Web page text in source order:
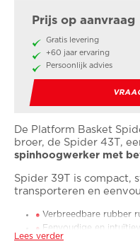
Prijs op aanvraag
Gratis levering
+60 jaar ervaring
Persoonlijk advies
De Platform Basket
broer, de Spider 43T,
spinhoogwerker met
Spider 39T is compact,
transporteren en
Verbreedbare rubber
Eenvoudige en
Automatisch
Lees verder